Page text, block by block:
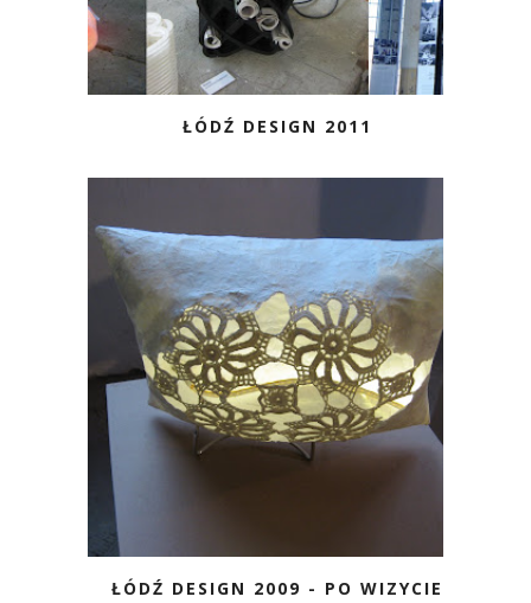
ŁÓDŹ DESIGN 2011
ŁÓDŹ DESIGN 2009 - PO WIZYCIE